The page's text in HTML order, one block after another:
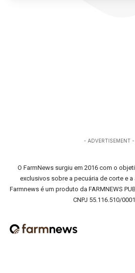
- ADVERTISEMENT -
O FarmNews surgiu em 2016 com o
exclusivos sobre a pecuária de corte e a
Farmnews é um produto da FARMNEWS
CNPJ 55.116.510/